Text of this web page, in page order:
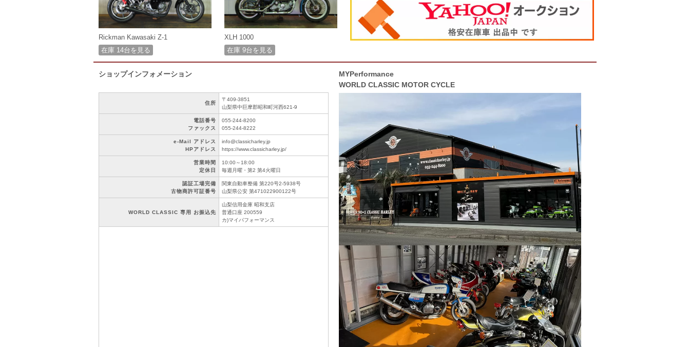
Rickman Kawasaki Z-1
在庫 14台を見る
XLH 1000
在庫 9台を見る
ショップインフォメーション
住所
〒409-3851
山梨県中巨摩郡昭和町河西621-9
電話番号
ファックス
055-244-8200
055-244-8222
e-Mail アドレス
HPアドレス
info@classicharley.jp
https://www.classicharley.jp/
営業時間
定休日
10:00～18:00
毎週月曜・第2 第4火曜日
認証工場完備
古物商許可証番号
関東自動車整備 第220号2-5938号
山梨県公安 第471022900122号
WORLD CLASSIC 専用 お振込先
山梨信用金庫 昭和支店
普通口座 200559
カ)マイパフォーマンス
MYPerformance
WORLD CLASSIC MOTOR CYCLE